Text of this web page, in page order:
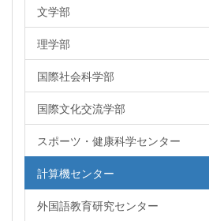
文学部
理学部
国際社会科学部
国際文化交流学部
スポーツ・健康科学センター
計算機センター
外国語教育研究センター